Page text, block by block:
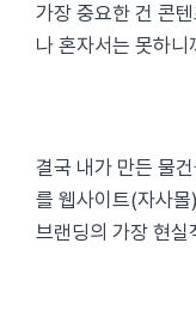
가장 중요한 건 콘
나 혼자서는 못하니
결국 내가 만든 물
를 웹사이트(자사몰
브랜딩의 가장 현실